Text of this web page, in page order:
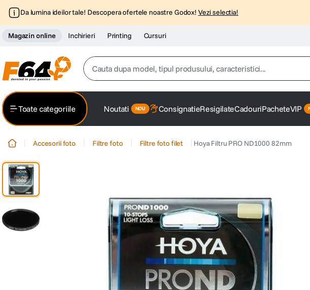
Da lumina ideilor tale! Descopera ofertele noastre Godox! Vezi selectia!
Magazin online Inchirieri Printing Cursuri
Cauta dupa model, tipul produsului, caracteristici...
2 trepied
. peak design
5. canon sx740 hs
6.
card memorie
Toate categoriile Noutati ConsignatieResigilateCadouriPacheteVIP
Accesorii foto Filtre foto Filtre foto filet Hoya Filtru PRO ND1000 82mm